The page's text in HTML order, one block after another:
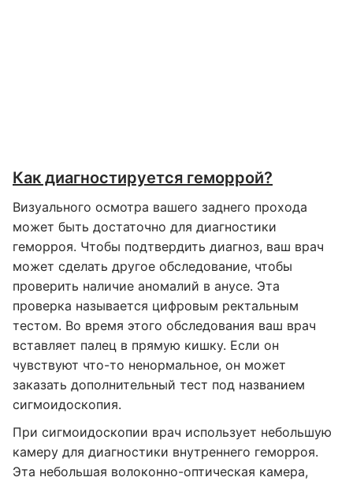
Как диагностируется геморрой?
Визуального осмотра вашего заднего прохода
может быть достаточно для диагностики
геморроя. Чтобы подтвердить диагноз, ваш врач
может сделать другое обследование, чтобы
проверить наличие аномалий в анусе. Эта
проверка называется цифровым ректальным
тестом. Во время этого обследования ваш врач
вставляет палец в прямую кишку. Если он
чувствуют что-то ненормальное, он может
заказать дополнительный тест под названием
сигмоидоскопия.
При сигмоидоскопии врач использует небольшую
камеру для диагностики внутреннего геморроя.
Эта небольшая волоконно-оптическая камера,